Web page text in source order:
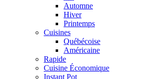
Automne
Hiver
Printemps
Cuisines
Québécoise
Américaine
Rapide
Cuisine Économique
Instant Pot